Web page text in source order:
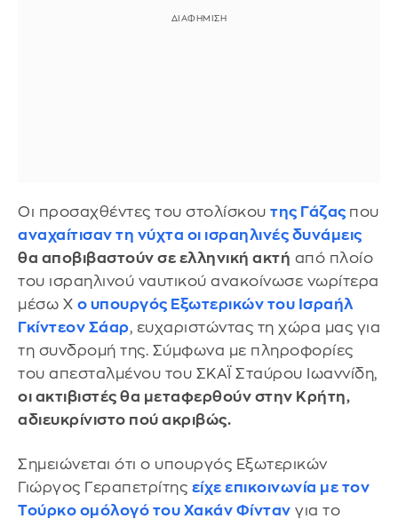
Οι προσαχθέντες του στολίσκου της Γάζας που
αναχαίτισαν τη νύχτα οι ισραηλινές δυνάμεις
θα αποβιβαστούν σε ελληνική ακτή από πλοίο
του ισραηλινού ναυτικού ανακοίνωσε νωρίτερα
μέσω X ο υπουργός Εξωτερικών του Ισραήλ
Γκίντεον Σάαρ, ευχαριστώντας τη χώρα μας για
τη συνδρομή της. Σύμφωνα με πληροφορίες
του απεσταλμένου του ΣΚΑΪ Σταύρου Ιωαννίδη,
οι ακτιβιστές θα μεταφερθούν στην Κρήτη,
αδιευκρίνιστο πού ακριβώς.
Σημειώνεται ότι ο υπουργός Εξωτερικών
Γιώργος Γεραπετρίτης είχε επικοινωνία με τον
Τούρκο ομόλογό του Χακάν Φίνταν για το